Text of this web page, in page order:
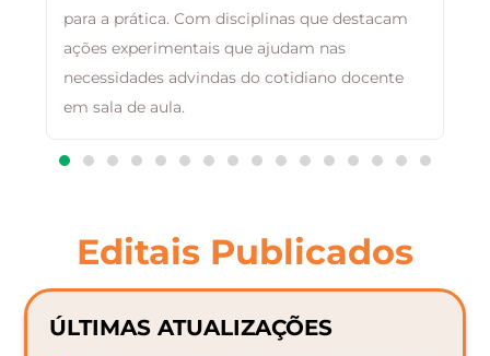
para a prática. Com disciplinas que destacam
ações experimentais que ajudam nas
necessidades advindas do cotidiano docente
em sala de aula.
Editais Publicados
ÚLTIMAS ATUALIZAÇÕES